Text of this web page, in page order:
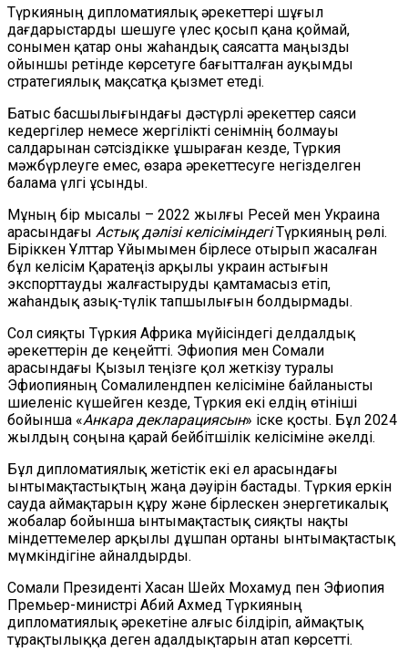
Түркияның дипломатиялық әрекеттері шұғыл
дағдарыстарды шешуге үлес қосып қана қоймай,
сонымен қатар оны жаһандық саясатта маңызды
ойыншы ретінде көрсетуге бағытталған ауқымды
стратегиялық мақсатқа қызмет етеді.
Батыс басшылығындағы дәстүрлі әрекеттер саяси
кедергілер немесе жергілікті сенімнің болмауы
салдарынан сәтсіздікке ұшыраған кезде, Түркия
мәжбүрлеуге емес, өзара әрекеттесуге негізделген
балама үлгі ұсынды.
Мұның бір мысалы – 2022 жылғы Ресей мен Украина
арасындағы Астық дәлізі келісіміндегіТүркияның рөлі.
Біріккен Ұлттар Ұйымымен бірлесе отырып жасалған
бұл келісім Қаратеңіз арқылы украин астығын
экспорттауды жалғастыруды қамтамасыз етіп,
жаһандық азық-түлік тапшылығын болдырмады.
Сол сияқты Түркия Африка мүйісіндегі делдалдық
әрекеттерін де кеңейтті. Эфиопия мен Сомали
арасындағы Қызыл теңізге қол жеткізу туралы
Эфиопияның Сомалилендпен келісіміне байланысты
шиеленіс күшейген кезде, Түркия екі елдің өтініші
бойынша «Анкара декларациясын» іске қосты. Бұл 2024
жылдың соңына қарай бейбітшілік келісіміне әкелді.
Бұл дипломатиялық жетістік екі ел арасындағы
ынтымақтастықтың жаңа дәуірін бастады. Түркия еркін
сауда аймақтарын құру және бірлескен энергетикалық
жобалар бойынша ынтымақтастық сияқты нақты
міндеттемелер арқылы дұшпан ортаны ынтымақтастық
мүмкіндігіне айналдырды.
Сомали Президенті Хасан Шейх Мохамуд пен Эфиопия
Премьер-министрі Абий Ахмед Түркияның
дипломатиялық әрекетіне алғыс білдіріп, аймақтық
тұрақтылыққа деген адалдықтарын атап көрсетті.